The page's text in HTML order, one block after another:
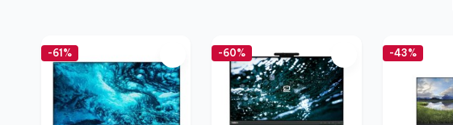
-61% -60% -43%